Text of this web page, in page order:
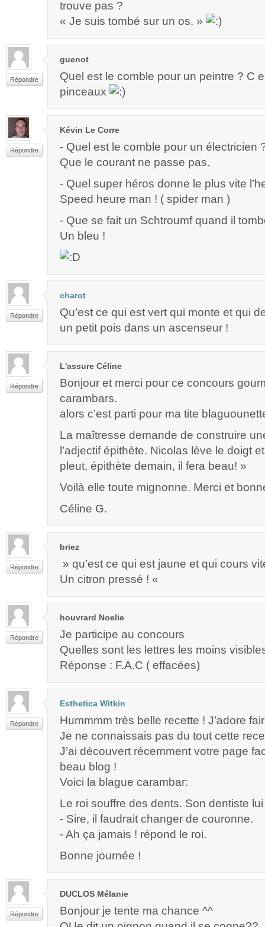
trouve pas ?
« Je suis tombé sur un os. »
Répondre
guenot
Quel est le comble pour un peintre ? C
pinceaux
Répondre
Kévin Le Corre
- Quel est le comble pour un électricien
Que le courant ne passe pas.
- Quel super héros donne le plus vite
Speed heure man ! ( spider man )
- Que se fait un Schtroumf quand il
Un bleu !
Répondre
charot
Qu’est ce qui est vert qui monte et qui
un petit pois dans un ascenseur !
Répondre
L'assure Céline
Bonjour et merci pour ce concours
carambars.
alors c’est parti pour ma tite
La maîtresse demande de construire
l’adjectif épithète. Nicolas lève le doigt
pleut, épithète demain, il fera beau! »
Voilà elle toute mignonne. Merci et
Céline G.
Répondre
briez
» qu’est ce qui est jaune et qui cours
Un citron pressé ! «
Répondre
houvrard Noelie
Je participe au concours
Quelles sont les lettres les moins
Réponse : F.A.C ( effacées)
Répondre
Esthetica Witkin
Hummmm très belle recette ! J’adore
Je ne connaissais pas du tout cette
J’ai découvert récemment votre page
beau blog !
Voici la blague carambar:
Le roi souffre des dents. Son dentiste lui
- Sire, il faudrait changer de couronne.
- Ah ça jamais ! répond le roi.
Bonne journée !
Répondre
DUCLOS Mélanie
Bonjour je tente ma chance ^^